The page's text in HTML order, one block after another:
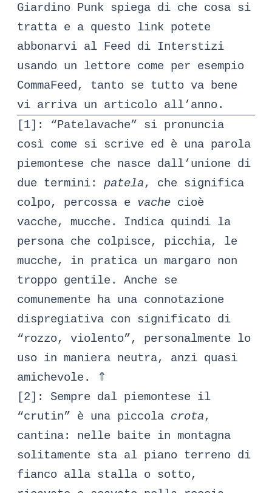
Giardino Punk spiega di che cosa si
tratta e a questo link potete
abbonarvi al Feed di Interstizi
usando un lettore come per esempio
CommaFeed , tanto se tutto va bene
vi arriva un articolo all’anno.
[1]: “Patelavache” si pronuncia
così come si scrive ed è una parola
piemontese che nasce dall’unione di
due termini: patela, che significa
colpo, percossa e vache cioè
vacche, mucche. Indica quindi la
persona che colpisce, picchia, le
mucche, in pratica un margaro non
troppo gentile. Anche se
comunemente ha una connotazione
dispregiativa con significato di
“rozzo, violento”, personalmente lo
uso in maniera neutra, anzi quasi
amichevole.
⇑
[2]: Sempre dal piemontese il
“crutin” è una piccola crota,
cantina: nelle baite in montagna
solitamente sta al piano terreno di
fianco alla stalla o sotto,